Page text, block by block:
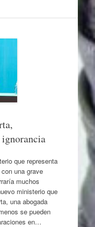
que representa
una grave
muchos
ministerio que
una abogada
se pueden
en…